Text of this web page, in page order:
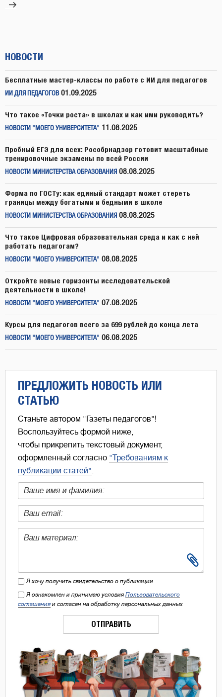
НОВОСТИ
Бесплатные мастер-классы по работе с ИИ для педагогов
ИИ ДЛЯ ПЕДАГОГОВ 01.09.2025
Что такое «Точки роста» в школах и как ими руководить?
НОВОСТИ "МОЕГО УНИВЕРСИТЕТА" 11.08.2025
Пробный ЕГЭ для всех: Рособрнадзор готовит масштабные
тренировочные экзамены по всей России
НОВОСТИ МИНИСТЕРСТВА ОБРАЗОВАНИЯ 08.08.2025
Форма по ГОСТу: как единый стандарт может стереть
границы между богатыми и бедными в школе
НОВОСТИ МИНИСТЕРСТВА ОБРАЗОВАНИЯ 08.08.2025
Что такое Цифровая образовательная среда и как с ней
работать педагогам?
НОВОСТИ "МОЕГО УНИВЕРСИТЕТА" 08.08.2025
Откройте новые горизонты исследовательской
деятельности в школе!
НОВОСТИ "МОЕГО УНИВЕРСИТЕТА" 07.08.2025
Курсы для педагогов всего за 699 рублей до конца лета
НОВОСТИ "МОЕГО УНИВЕРСИТЕТА" 06.08.2025
ПРЕДЛОЖИТЬ НОВОСТЬ ИЛИ
СТАТЬЮ
Станьте автором "Газеты педагогов"!
Воспользуйтесь формой ниже,
чтобы прикрепить текстовый документ,
оформленный согласно "Требованиям к
публикации статей".
Я хочу получить свидетельство о публикации
Я ознакомлен и принимаю условия Пользовательского
соглашения и согласен на обработку персональных данных
ОТПРАВИТЬ